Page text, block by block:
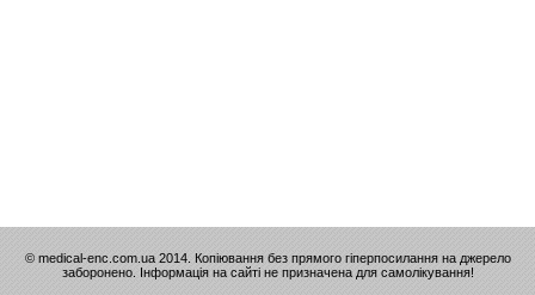
© medical-enc.com.ua 2014. Копіювання без прямого гіперпосилання на джерело
заборонено. Інформація на сайті не призначена для самолікування!